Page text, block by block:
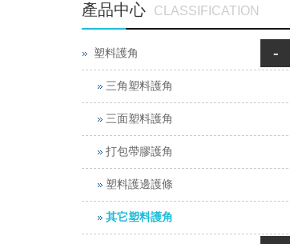
產品中心 CLASSIFICATION
塑料護角 -
三角塑料護角
三面塑料護角
打包帶膠護角
塑料護邊護條
其它塑料護角